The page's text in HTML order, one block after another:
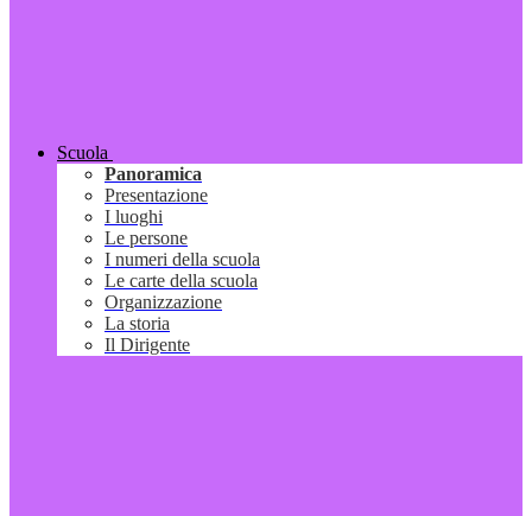
Scuola
Panoramica
Presentazione
I luoghi
Le persone
I numeri della scuola
Le carte della scuola
Organizzazione
La storia
Il Dirigente